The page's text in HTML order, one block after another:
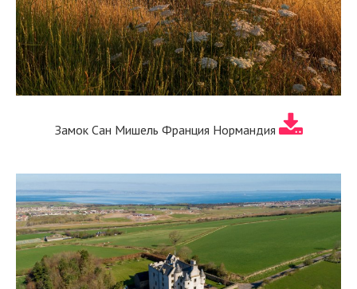
Замок Сан Мишель Франция Нормандия